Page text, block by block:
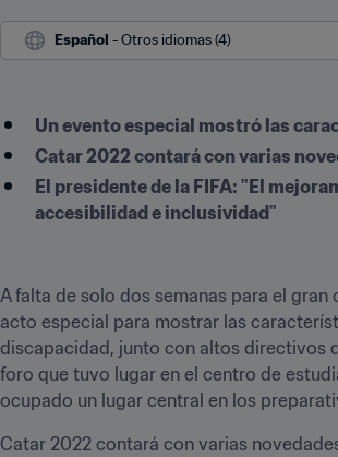
Español - Otros idiomas (4)
Un evento especial mostró las
Catar 2022 contará con varias
El presidente de la FIFA: "El
accesibilidad e inclusividad"
A falta de solo dos semanas para el
acto especial para mostrar las
discapacidad, junto con altos directivos
foro que tuvo lugar en el centro de
ocupado un lugar central en los
Catar 2022 contará con varias